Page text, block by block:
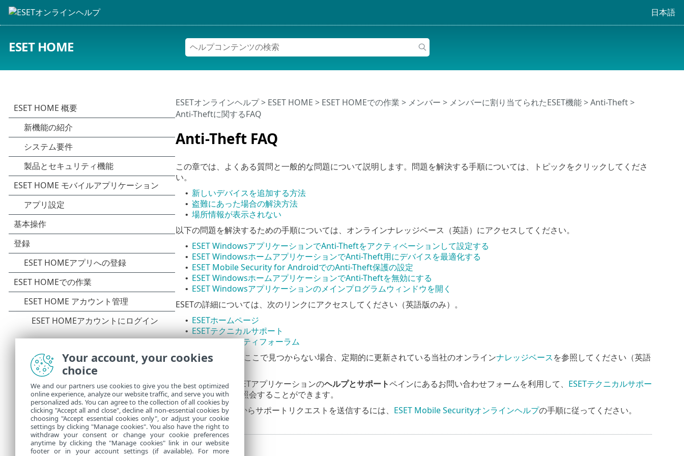
日本語
ESET HOME
Anti-Theft FAQ
ESETオンラインヘルプ> ESET HOME > ESET HOMEでの作業 > メンバー > メンバーに割り当てられたESET機能>Anti-Theft>
Anti-Theftに関するFAQ
この章では、よくある質問と一般的な問題について説明します。問題を解決する手順については、トピックをクリックしてくださ
い。
• 新しいデバイスを追加する方法
• 盗難にあった場合の解決方法
• 場所情報が表示されない
以下の問題を解決するための手順については、オンラインナレッジベース（英語）にアクセスしてください。
• ESET WindowsアプリケーションでAnti-Theftをアクティベーションして設定する
• ESET WindowsホームアプリケーションでAnti-Theft用にデバイスを最適化する
• ESET Mobile Security for AndroidでのAnti-Theft保護の設定
• ESET WindowsホームアプリケーションでAnti-Theftを無効にする
• ESET Windowsアプリケーションのメインプログラムウィンドウを開く
ESETの詳細については、次のリンクにアクセスしてください（英語版のみ）。
• ESETホームページ
• ESETテクニカルサポート
ESETセキュリティフォーラム
問題/質問の答えがここで見つからない場合、定期的に更新されている当社のオンラインナレッジベースを参照してください（英語
必要に応じて、ESETアプリケーションのヘルプとサポートペインにあるお問い合わせフォームを利用して、 ESETテクニカルサポー
トに質問や問題を照会することができます。
Androidデバイスからサポートリクエストを送信するには、 ESET Mobile Securityオンラインヘルプの手順に従ってください。
Your account, your cookies
choice
We and our partners use cookies to give you the best optimized
online experience, analyze our website traffic, and serve you with
personalized ads. You can agree to the collection of all cookies by
clicking "Accept all and close", decline all non-essential cookies by
choosing "Accept essential cookies only", or adjust your cookie
settings by clicking "Manage cookies". You also have the right to
withdraw your consent or change your cookie preferences
anytime by clicking the "Manage cookies" link in our website
footer or in your account settings (if available). For more